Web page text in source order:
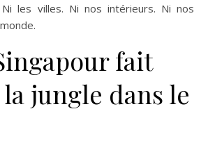
les villes. Ni nos intérieurs. Ni nos
fait
jungle dans le